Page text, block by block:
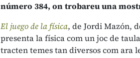
número 384, on trobareu una
El juego de la física, de Jordi Mazón,
presenta la física com un joc de
tracten temes tan diversos com ara